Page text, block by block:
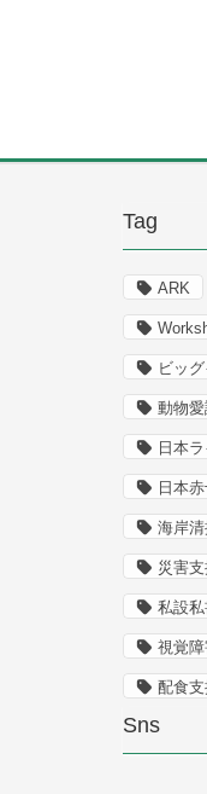
Tag
ARK
ビッ
動物
日本
日本
海岸
災害支
私設
視覚
配食支
Sns